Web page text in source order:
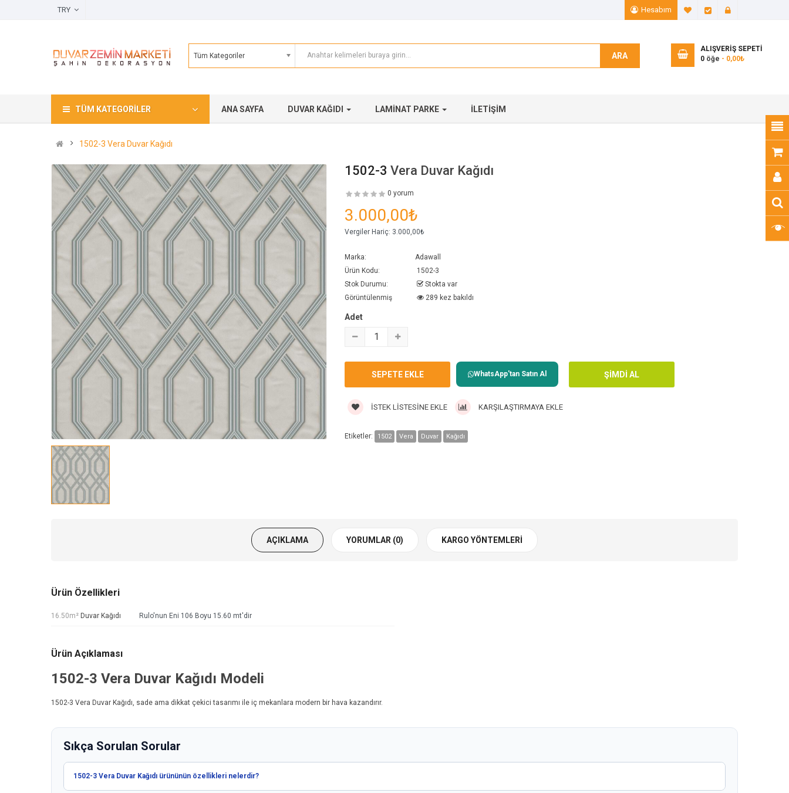
Hesabım A. Listem (0)
Ödeme
Tüm Kategoriler ARA
ALIŞVERIŞ SEPETI
0 öğe - 0,00₺
TÜM KATEGORILER ANA SAYFA DUVAR KAĞIDI LAMINAT PARKE İLETIŞIM
1502-3 Vera Duvar Kağıdı
1502-3 Vera Duvar Kağıdı
0 yorum
3.000,00₺
Vergiler Hariç: 3.000,00₺
Marka:
Adawall
Ürün Kodu:
1502-3
Stok Durumu:
Stokta var
Görüntülenmiş
289 kez bakıldı
Adet
WhatsApp'tan Satın Al
İSTEK LISTESINE EKLE KARŞILAŞTIRMAYA EKLE
Etiketler: 1502 Vera Duvar Kağıdı
AÇIKLAMA YORUMLAR (0) KARGO YÖNTEMLERI
Ürün Özellikleri
16.50m² Duvar Kağıdı Rulo'nun Eni 106 Boyu 15.60 mt'dir
Ürün Açıklaması
1502-3 Vera Duvar Kağıdı Modeli
1502-3 Vera Duvar Kağıdı, sade ama dikkat çekici tasarımı ile iç mekanlara modern bir hava kazandırır.
Sıkça Sorulan Sorular
1502-3 Vera Duvar Kağıdı ürününün özellikleri nelerdir?